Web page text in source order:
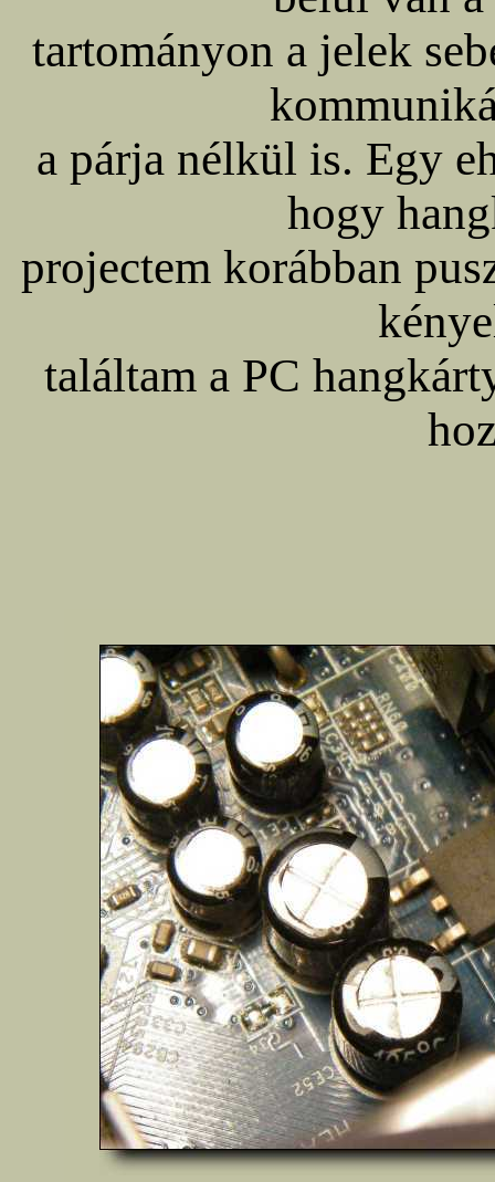
tartományon a jelek
a párja nélkül is. Egy
hogy
projectem korábban
találtam a PC